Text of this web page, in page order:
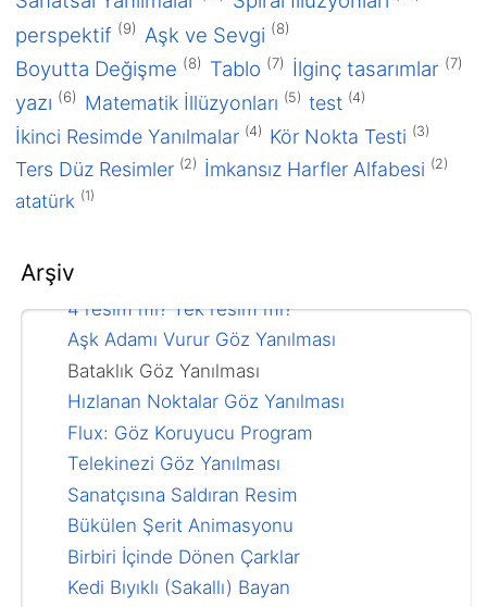
perspektif (9) Aşk ve Sevgi (8)
Boyutta Değişme (8) Tablo (7) İlginç tasarımlar (7)
yazı (6) Matematik İllüzyonları (5) test (4)
İkinci Resimde Yanılmalar (4) Kör Nokta Testi (3)
Ters Düz Resimler (2) İmkansız Harfler Alfabesi (2)
atatürk (1)
Arşiv
Nefes Alan Altıgen
Yerinde Durmayan Noktalar
Gri Mavi Renk Yanılması
Yaklaşıp Uzaklaştıkça Dönen Çemberler
Bu manzara iki resim mi tek resim mi?
Bu metro geliyor mu gidiyor mu?
Devamlı Şişen Şambrel
4 resim mi? Tek resim mi?
Aşk Adamı Vurur Göz Yanılması
Bataklık Göz Yanılması
Hızlanan Noktalar Göz Yanılması
Flux: Göz Koruyucu Program
Telekinezi Göz Yanılması
Sanatçısına Saldıran Resim
Bükülen Şerit Animasyonu
Birbiri İçinde Dönen Çarklar
Kedi Bıyıklı (Sakallı) Bayan